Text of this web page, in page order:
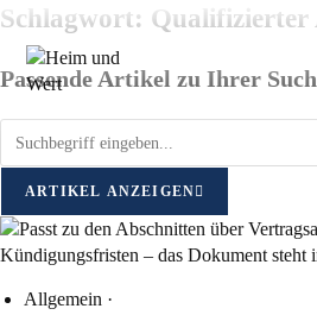
Zum
Inhalt
springen
Schlagwort:
Passende Artikel zu Ihrer
ARTIKEL ANZEIGEN
Allgemein ·